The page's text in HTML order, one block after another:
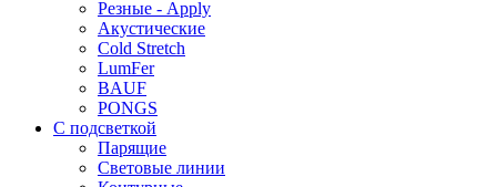
Резные - Apply
Акустические
Cold Stretch
LumFer
BAUF
PONGS
С подсветкой
Парящие
Световые линии